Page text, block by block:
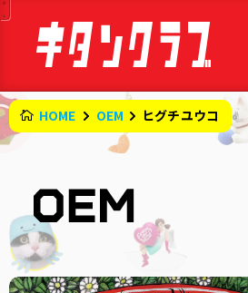
HOME OEM ヒグチユウコ